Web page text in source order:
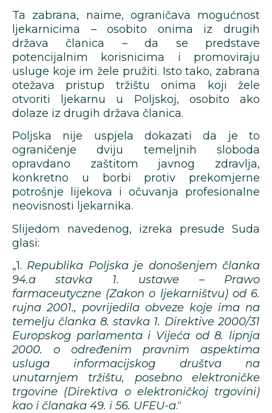
Ta zabrana, naime, ograničava mogućnost
ljekarnicima – osobito onima iz drugih
država članica – da se predstave
potencijalnim korisnicima i promoviraju
usluge koje im žele pružiti. Isto tako, zabrana
otežava pristup tržištu onima koji žele
otvoriti ljekarnu u Poljskoj, osobito ako
dolaze iz drugih država članica.
Poljska nije uspjela dokazati da je to
ograničenje dviju temeljnih sloboda
opravdano zaštitom javnog zdravlja,
konkretno u borbi protiv prekomjerne
potrošnje lijekova i očuvanja profesionalne
neovisnosti ljekarnika.
Slijedom navedenog, izreka presude Suda
glasi:
„1. Republika Poljska je donošenjem članka
94.a stavka 1. ustawe – Prawo
farmaceutyczne (Zakon o ljekarništvu) od 6.
rujna 2001., povrijedila obveze koje ima na
temelju članka 8. stavka 1. Direktive 2000/31
Europskog parlamenta i Vijeća od 8. lipnja
2000. o određenim pravnim aspektima
usluga informacijskog društva na
unutarnjem tržištu, posebno elektroničke
trgovine (Direktiva o elektroničkoj trgovini)
kao i članaka 49. i 56. UFEU-a.“